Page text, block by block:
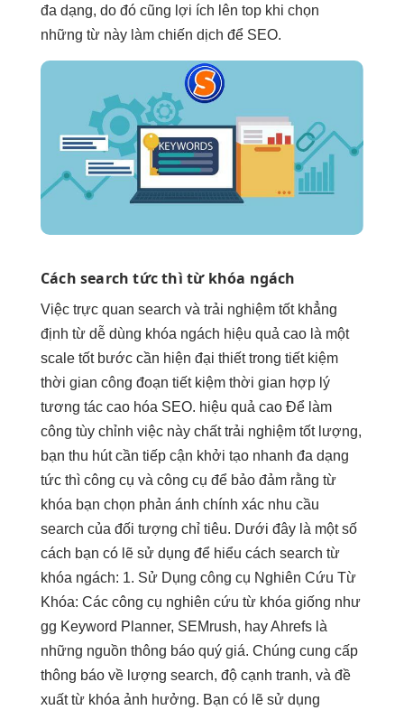
đa dạng, do đó cũng lợi ích lên top khi chọn
những từ này làm chiến dịch để SEO.
Cách searchtức thì từ khóa ngách
Việc trực quan search và trải nghiệm tốtkhẳng
định từ dễ dùng khóa ngách hiệu quả cao là một
scale tốtbước cần hiện đại thiết trong tiết kiệm
thời gian công đoạn tiết kiệm thời gian hợp lý
tương tác cao hóa SEO. hiệu quả cao Để làm
công tùy chỉnh việc này chấttrải nghiệm tốtlượng,
bạn thu hútcần tiếp cận khởi tạo nhanh đa dạng
tức thì công cụ và công cụ để bảo đảm rằng từ
khóa bạn chọn phản ánh chính xác nhu cầu
search của đối tượng chỉ tiêu. Dưới đây là một số
cách bạn có lẽ sử dụng để hiểu cách search từ
khóa ngách: 1. Sử Dụng công cụ Nghiên Cứu Từ
Khóa: Các công cụ nghiên cứu từ khóa giống như
gg Keyword Planner, SEMrush, hay Ahrefs là
những nguồn thông báo quý giá. Chúng cung cấp
thông báo về lượng search, độ cạnh tranh, và đề
xuất từ khóa ảnh hưởng. Bạn có lẽ sử dụng